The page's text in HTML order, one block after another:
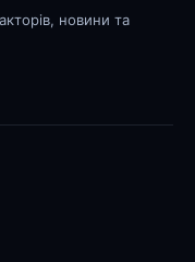
новини та